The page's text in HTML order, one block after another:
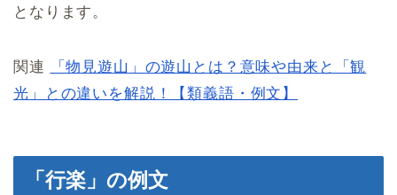
となります。
関連
「物見遊山」の遊山とは？意味や由来と「観
光」との違いを解説！【類義語・例文】
「行楽」の例文